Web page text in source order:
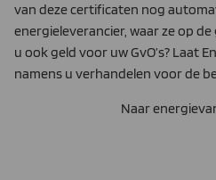
van deze certificaten nog
energieleverancier, waar ze op
u ook geld voor uw GvO’s? Laat
namens u verhandelen voor de
Naar